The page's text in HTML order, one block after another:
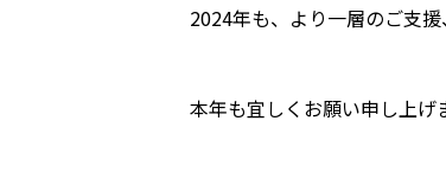
2024年も、より一層のご支
本年も宜しくお願い申し上げ